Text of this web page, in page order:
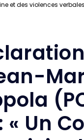
et des violences verbales
« Un